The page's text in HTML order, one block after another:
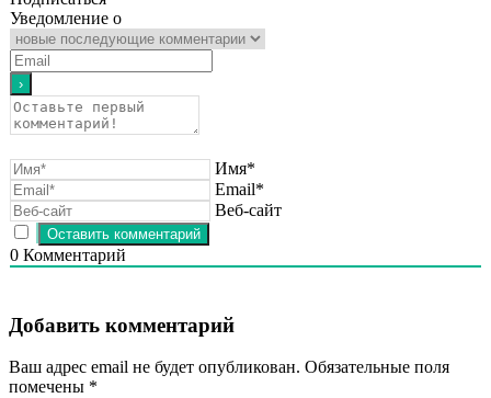
Уведомление о
Имя*
Email*
Веб-сайт
0 Комментарий
Добавить комментарий
Ваш адрес email не будет опубликован. Обязательные поля
помечены *